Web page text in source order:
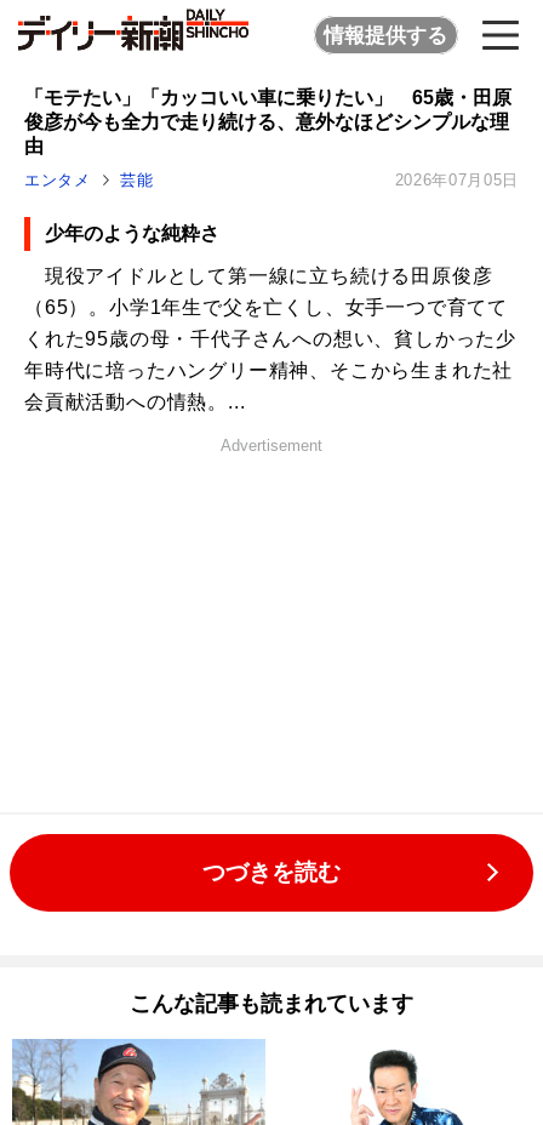
情報提供する
「モテたい」「カッコいい車に乗りたい」 65歳・田原
俊彦が今も全力で走り続ける、意外なほどシンプルな理
由
エンタメ 芸能 2026年07月05日
少年のような純粋さ
現役アイドルとして第一線に立ち続ける田原俊彦
（65）。小学1年生で父を亡くし、女手一つで育てて
くれた95歳の母・千代子さんへの想い、貧しかった少
年時代に培ったハングリー精神、そこから生まれた社
会貢献活動への情熱。...
Advertisement
つづきを読む
こんな記事も読まれています